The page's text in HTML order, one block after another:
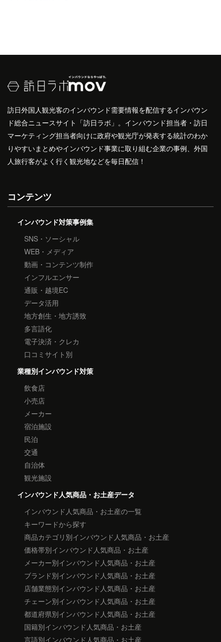
訪日外国人観光客のインバウンド需要情報を配信するインバウン
ド総合ニュースサイト「訪日ラボ」。インバウンド担当者・訪日
マーケティング担当者向けに政府や観光庁が発表する統計のわか
りやすいまとめやインバウンド事業に取り組む企業の事例、外国
人旅行客がよく行く観光地などを毎日配信！
コンテンツ
インバウンド対策事例集
SNS・ソーシャル
WEB・メディア
動画・コンテンツ制作
インフルエンサー
通販・越境EC
データ活用
地方創生・地方誘致
多言語化
電子決済・クレカ
口コミサイト別
業種別インバウンド対策
飲食店
小売店
メーカー
宿泊施設
民泊
交通
自治体
観光施設
インバウンド人気商品・お土産データ
インバウンド人気商品・お土産の一覧
キーワードから探す
商品カテゴリ別インバウンド人気商品・お土産
価格帯別インバウンド人気商品・お土産
メーカー別インバウンド人気商品・お土産
ブランド別インバウンド人気商品・お土産
店舗業態別インバウンド人気商品・お土産
チェーン別インバウンド人気商品・お土産
都道府県別インバウンド人気商品・お土産
国籍別インバウンド人気商品・お土産
言語別インバウンド人気商品・お土産